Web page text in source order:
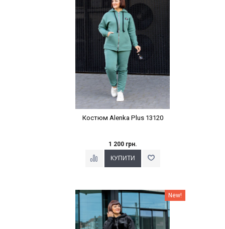
Костюм Alenka Plus 13120
1 200 грн.
Наклейки Варіант з % New!